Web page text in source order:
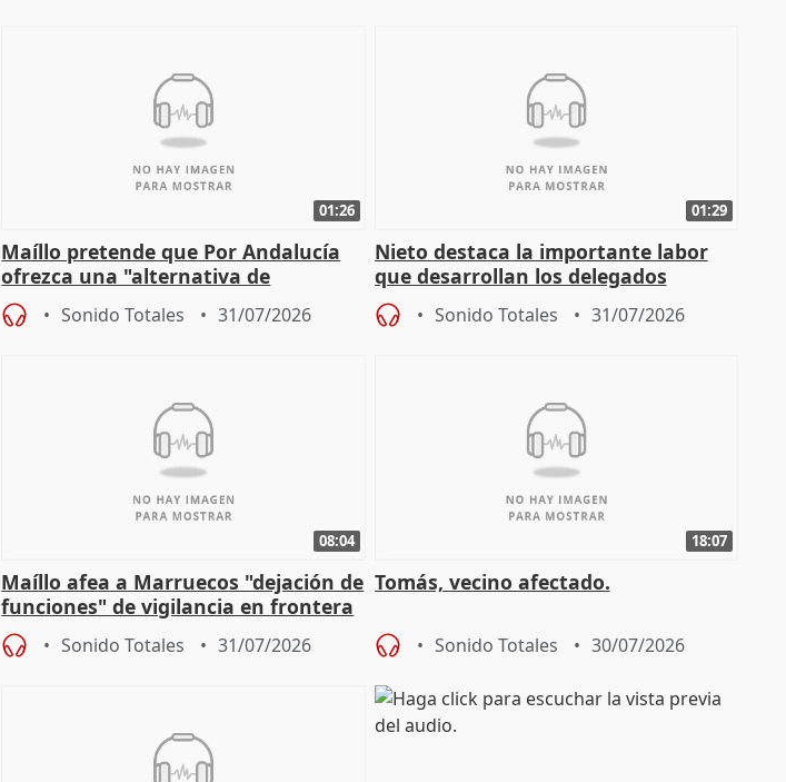
01:26
Maíllo pretende que Por Andalucía
ofrezca una "alternativa de
gobierno" con su labor de oposición
Sonido Totales 31/07/2026
01:29
Nieto destaca la importante labor
que desarrollan los delegados
territoriales de la Junta
Sonido Totales 31/07/2026
08:04
Maíllo afea a Marruecos "dejación de
funciones" de vigilancia en frontera
con Ceuta
Sonido Totales 31/07/2026
18:07
Tomás, vecino afectado.
Sonido Totales 30/07/2026